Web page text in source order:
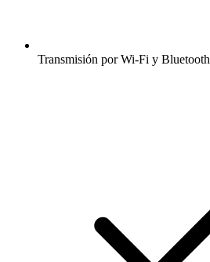
Transmisión por Wi-Fi y Bluetooth